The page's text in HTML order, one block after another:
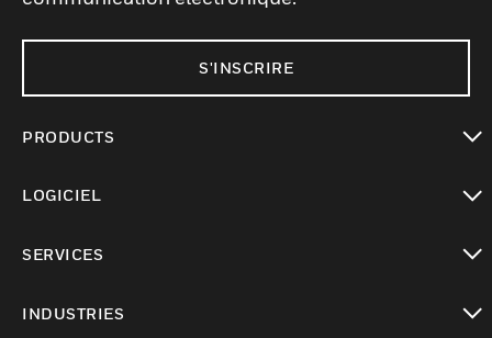
S'INSCRIRE
PRODUCTS
LOGICIEL
SERVICES
INDUSTRIES